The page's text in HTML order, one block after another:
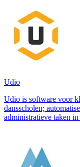
Udio
Udio is software voor
dansscholen;
administratieve taken